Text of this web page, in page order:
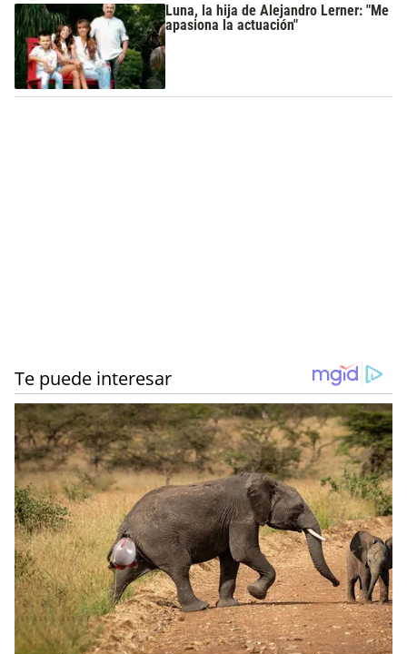
Luna, la hija de Alejandro Lerner: "Me
apasiona la actuación"